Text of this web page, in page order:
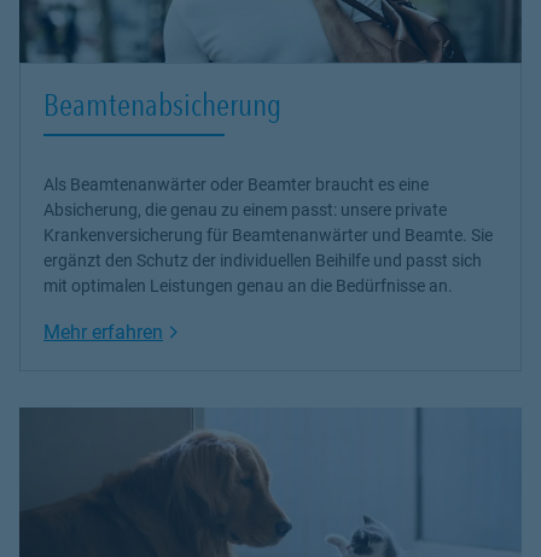
Beamtenabsicherung
Als Beamtenanwärter oder Beamter braucht es eine
Absicherung, die genau zu einem passt: unsere private
Krankenversicherung für Beamtenanwärter und Beamte. Sie
ergänzt den Schutz der individuellen Beihilfe und passt sich
mit optimalen Leistungen genau an die Bedürfnisse an.
Mehr erfahren Link Opens in New Tab